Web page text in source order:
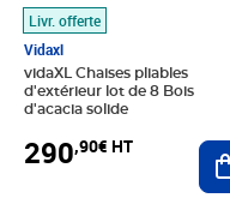
Livr. offerte
Vidaxl
vidaXL Chaises pliables
d'extérieur lot de 8 Bois
d'acacia solide
290,90€ HT